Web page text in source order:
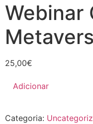
Webinar
25,00€
Adicionar
Categoria: